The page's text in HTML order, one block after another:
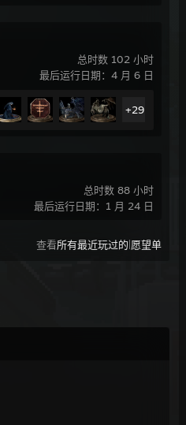
总时数 102 小时
最后运行日期：4 月 6 日
+29
总时数 88 小时
最后运行日期：1 月 24 日
查看所有最近玩过的|愿望单